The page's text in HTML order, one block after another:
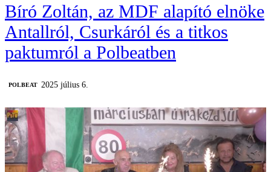
Bíró Zoltán, az MDF alapító elnöke
Antallról, Csurkáról és a titkos
paktumról a Polbeatben
‎POLBEAT 2025 július 6.